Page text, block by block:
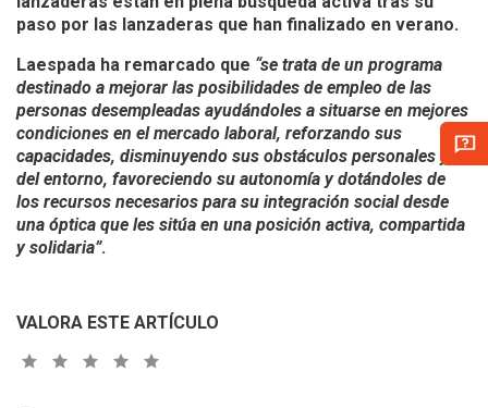
paso por las lanzaderas que han finalizado en verano.
Laespada ha remarcado que “se trata de un programa
destinado a mejorar las posibilidades de empleo de las
personas desempleadas ayudándoles a situarse en mejores
condiciones en el mercado laboral, reforzando sus
capacidades, disminuyendo sus obstáculos personales y
del entorno, favoreciendo su autonomía y dotándoles de
los recursos necesarios para su integración social desde
una óptica que les sitúa en una posición activa, compartida
y solidaria”.
VALORA ESTE ARTÍCULO